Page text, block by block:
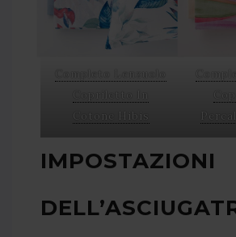
Cotone Hibis
IMPOSTAZIONI